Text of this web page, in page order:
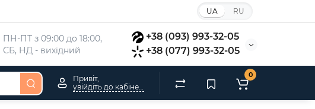
UA RU
ПН-ПТ з 09:00 до 18:00,
СБ, НД - вихідний
+38 (093) 993-32-05
+38 (077) 993-32-05
Привіт,
0